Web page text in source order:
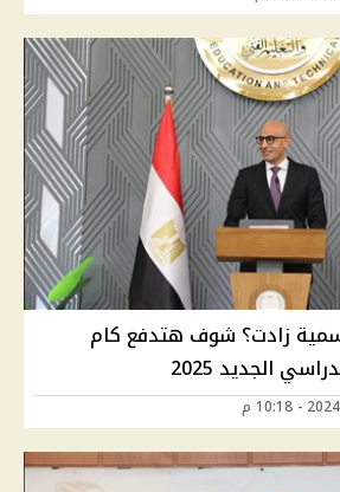
زادت؟ شوف هتدفع كام
الجديد 2025